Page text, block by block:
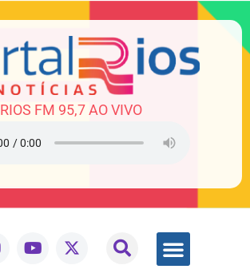
RIOS FM 95,7 AO VIVO